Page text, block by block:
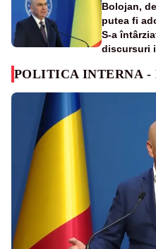
Bolojan,
putea fi
S-a
discursuri
POLITICA INTERNA -